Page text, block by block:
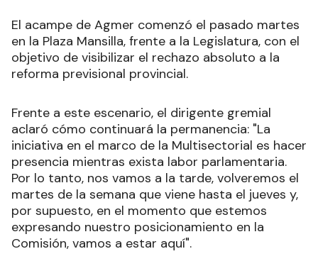
El acampe de Agmer comenzó el pasado martes
en la Plaza Mansilla, frente a la Legislatura, con el
objetivo de visibilizar el rechazo absoluto a la
reforma previsional provincial.
Frente a este escenario, el dirigente gremial
aclaró cómo continuará la permanencia: "La
iniciativa en el marco de la Multisectorial es hacer
presencia mientras exista labor parlamentaria.
Por lo tanto, nos vamos a la tarde, volveremos el
martes de la semana que viene hasta el jueves y,
por supuesto, en el momento que estemos
expresando nuestro posicionamiento en la
Comisión, vamos a estar aquí".